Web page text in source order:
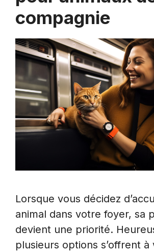
compagnie
Lorsque vous décidez
animal dans votre foyer, sa
devient une priorité.
plusieurs options s’offrent